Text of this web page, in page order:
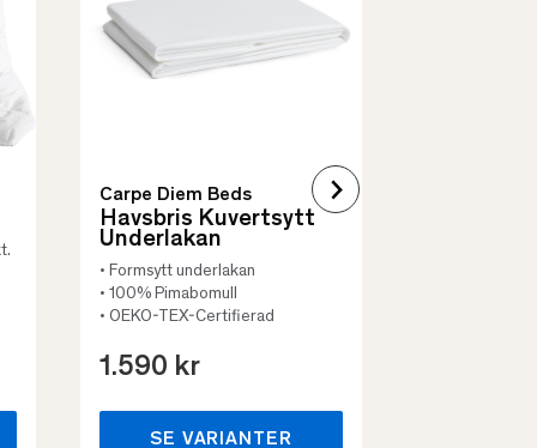
Carpe Diem Beds
Havsbris Kuvertsytt
Underlakan
• Formsytt underlakan
• 100% Pimabomull
• OEKO-TEX-Certifierad
1.590 kr
SE VARIANTER